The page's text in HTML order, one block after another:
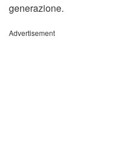
generazione.
Advertisement